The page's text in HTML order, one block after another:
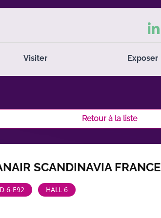
Visiter Exposer
Retour à la liste
SCANDINAVIA FRANCE
6-E92 HALL 6